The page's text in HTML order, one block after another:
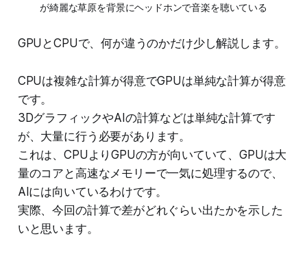
が綺麗な草原を背景にヘッドホンで音楽を聴いている
GPUとCPUで、何が違うのかだけ少し解説します。
CPUは複雑な計算が得意でGPUは単純な計算が得意
です。
3DグラフィックやAIの計算などは単純な計算です
が、大量に行う必要があります。
これは、CPUよりGPUの方が向いていて、GPUは大
量のコアと高速なメモリーで一気に処理するので、
AIには向いているわけです。
実際、今回の計算で差がどれぐらい出たかを示した
いと思います。